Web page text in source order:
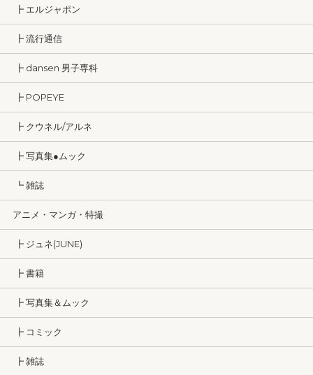
┣ エルジャポン
┣ 流行通信
┣ dansen 男子専科
┣ POPEYE
┣ クウネル/アルネ
┣ 写真集●ムック
┗ 雑誌
アニメ・マンガ・特撮
┣ ジュネ(JUNE)
┣ 書籍
┣ 写真集＆ムック
┣ コミック
┣ 雑誌